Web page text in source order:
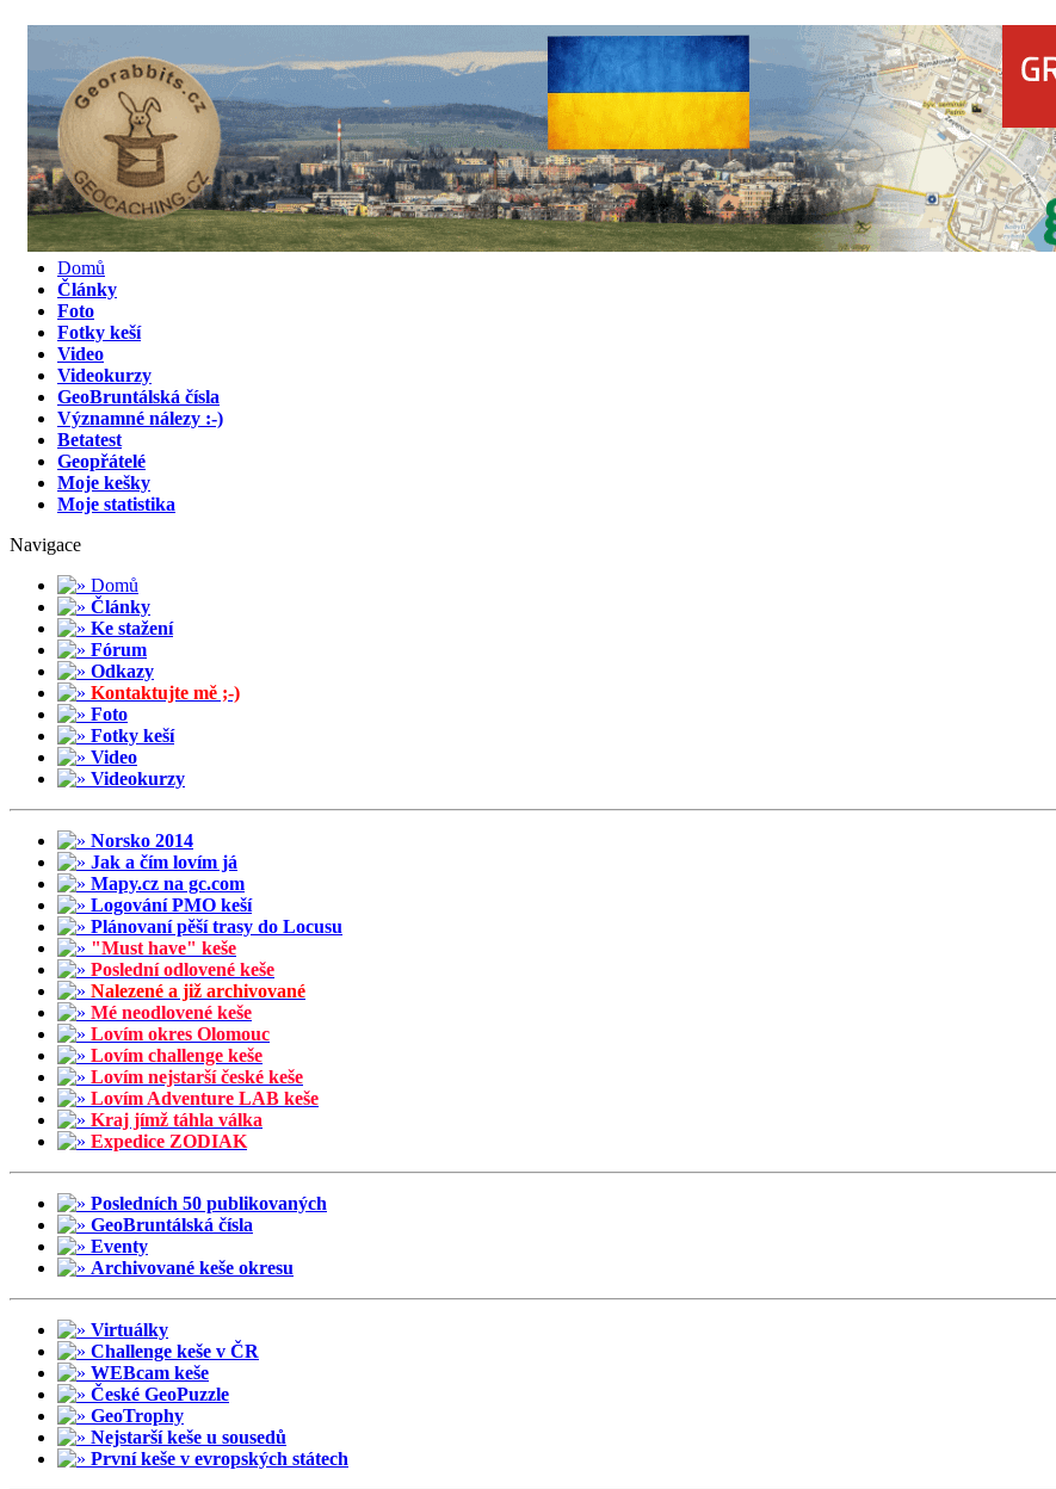
Domů
Články
Foto
Fotky keší
Video
Videokurzy
GeoBruntálská čísla
Významné nálezy :-)
Betatest
Geopřátelé
Moje kešky
Moje statistika
Navigace
Domů
Články
Ke stažení
Fórum
Odkazy
Kontaktujte mě ;-)
Foto
Fotky keší
Video
Videokurzy
Norsko 2014
Jak a čím lovím já
Mapy.cz na gc.com
Logování PMO keší
Plánovaní pěší trasy do Locusu
"Must have" keše
Poslední odlovené keše
Nalezené a již archivované
Mé neodlovené keše
Lovím okres Olomouc
Lovím challenge keše
Lovím nejstarší české keše
Lovím Adventure LAB keše
Kraj jímž táhla válka
Expedice ZODIAK
Posledních 50 publikovaných
GeoBruntálská čísla
Eventy
Archivované keše okresu
Virtuálky
Challenge keše v ČR
WEBcam keše
České GeoPuzzle
GeoTrophy
Nejstarší keše u sousedů
První keše v evropských státech